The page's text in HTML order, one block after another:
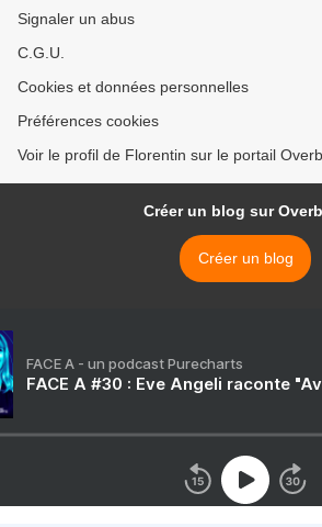
Signaler un abus
C.G.U.
Cookies et données personnelles
Préférences cookies
Voir le profil de Florentin sur le portail
Créer un blog sur
Créer un blog
FACE A - un podcast Purecharts
FACE A #30 : Eve Angeli raconte